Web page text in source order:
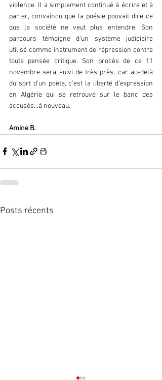
violence. Il a simplement continué à écrire et à
parler, convaincu que la poésie pouvait dire ce
que la société ne veut plus entendre. Son
parcours témoigne d’un système judiciaire
utilisé comme instrument de répression contre
toute pensée critique. Son procès de ce 11
novembre sera suivi de très près, car au-delà
du sort d’un poète, c’est la liberté d’expression
en Algérie qui se retrouve sur le banc des
accusés...à nouveau.
Amine B.
Posts récents